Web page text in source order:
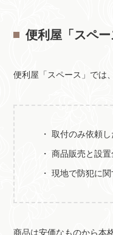
便利屋「スペ
便利屋「スペース」では
取付のみ依頼し
商品販売と設
現地で防犯に
商品は安価なものから本